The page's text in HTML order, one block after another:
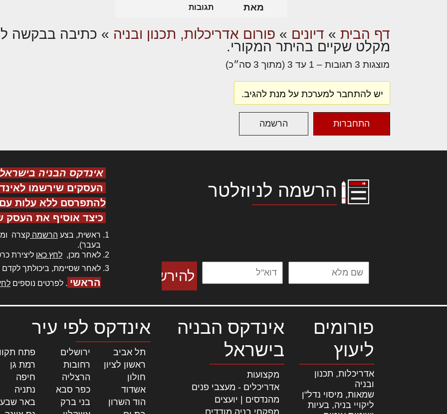
מאת תגובות
דף הבית » דיונים » פורום אדריכלות, תכנון ובניה » כתיבה בבקשה
מקלט שקיים בהיתר המקורי.
מוצגות 3 תגובות – 1 עד 3 (מתוך 3 סה״כ)
יש להתחבר למערכת על מנת להגיב.
התחברות הרשמה
הרשמה לניוזלטר
אינדקס הבניה בישראל
העסקים שירשמו
להתפרסם ללא עלות עם
כיצד אוסיף את העסק
ראשית, בצע הרשמה קצרה
בעבר).
לאחר מכן, לחץ כאן ליצירת
לאחר שסיימת, ביכולתך
הראשי . לפרטים נוספים
פורומים
ליעוץ
אדריכלות, תכנון
ובניה
שמאות, מיסוי נדל"ן
ליקויי בניה, בעיות
אינדקס הבניה
בישראל
מקצועות
אדריכלים - מעצבי פנים
מהנדסים | יועצים
מפקחי בניה מודדים
אינדקס לפי עיר
תל אביב ירושלים פתח
ראשון לציון
רחובות| רמת גן
חולון
הרצליה חיפה
אשדוד
כפר סבא| נתניה
הוד השרון
בני ברק באר שבע